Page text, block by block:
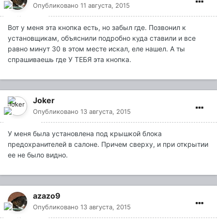
Опубликовано 11 августа, 2015
Вот у меня эта кнопка есть, но забыл где. Позвонил к
установщикам, объяснили подробно куда ставили и все
равно минут 30 в этом месте искал, еле нашел. А ты
спрашиваешь где У ТЕБЯ эта кнопка.
Joker
Опубликовано 13 августа, 2015
У меня была установлена под крышкой блока
предохранителей в салоне. Причем сверху, и при открытии
ее не было видно.
azazo9
Опубликовано 13 августа, 2015